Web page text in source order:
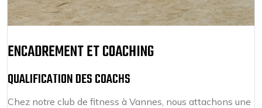
ENCADREMENT ET COACHING
QUALIFICATION DES COACHS
Chez notre club de fitness à Vannes, nous attachons une